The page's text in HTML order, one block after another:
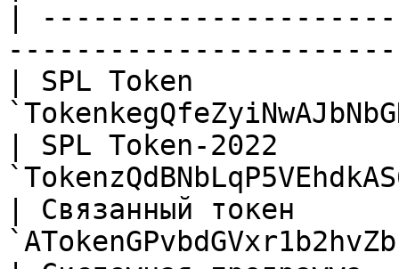
|
| SPL Token
| SPL Token-2022
| Связанный токен